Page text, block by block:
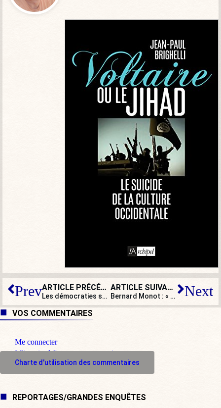
Prev ARTICLE PRÉCÉDENT
Les démocraties sont bien fragiles !
ARTICLE SUIVANT
Bernard Monot : « On arrive à la fin d’un système ultralibéral et mondialiste : l’occasion de remettre les valeurs à l’endroit ! » Next
VOS COMMENTAIRES
Me connecter
M'inscrire à l'espace commentaire
Charte d'utilisation des commentaires
REPORTAGES/GRANDES ENQUÊTES